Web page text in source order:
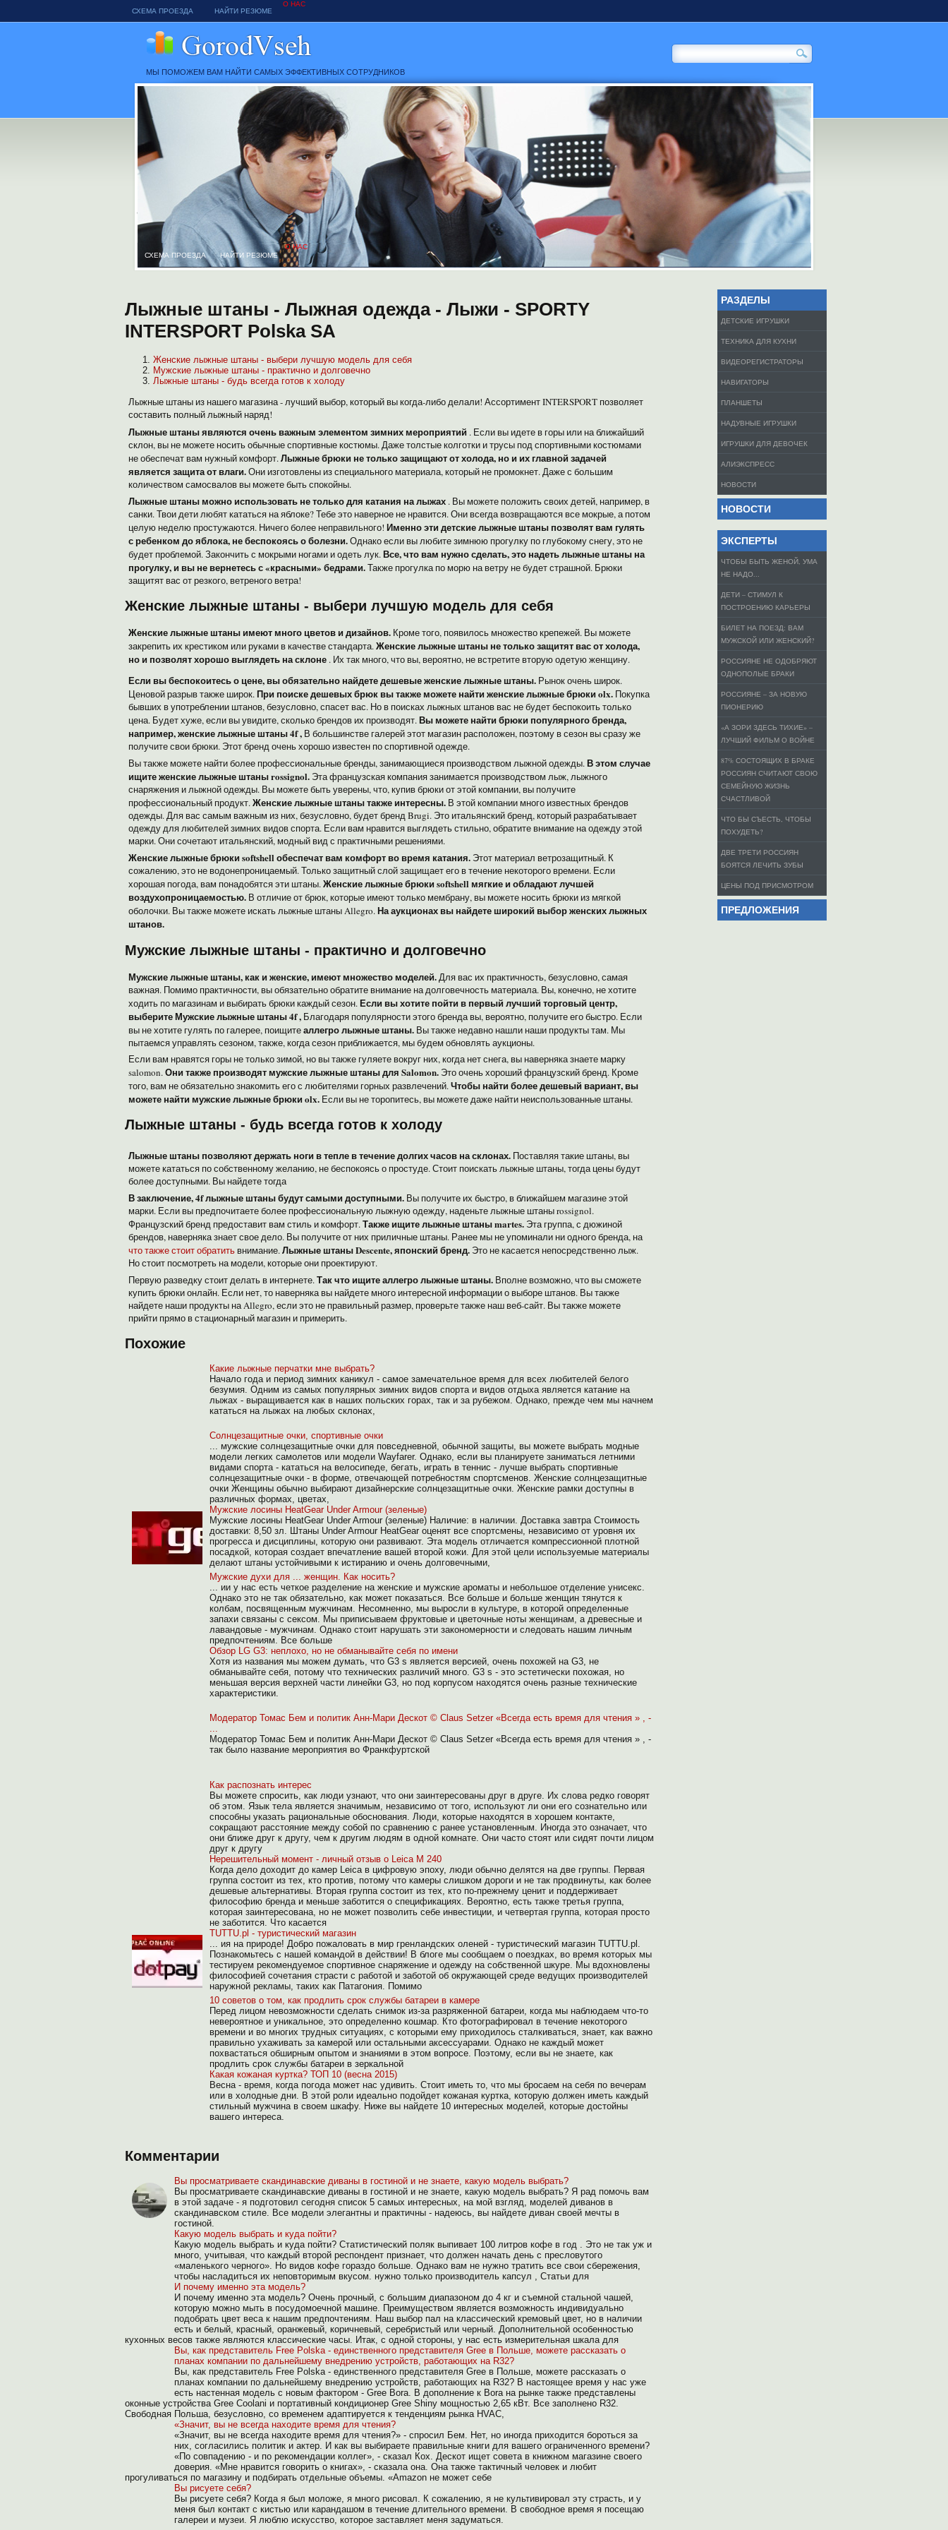
СХЕМА ПРОЕЗДА
О НАС
НАЙТИ РЕЗЮМЕ
МЫ ПОМОЖЕМ ВАМ НАЙТИ САМЫХ ЭФФЕКТИВНЫХ СОТРУДНИКОВ
СХЕМА ПРОЕЗДА
О НАС
НАЙТИ РЕЗЮМЕ
Лыжные штаны - Лыжная одежда - Лыжи - SPORTY
INTERSPORT Polska SA
Женские лыжные штаны - выбери лучшую модель для себя
Мужские лыжные штаны - практично и долговечно
Лыжные штаны - будь всегда готов к холоду
Лыжные штаны из нашего магазина - лучший выбор, который вы когда-либо делали! Ассортимент INTERSPORT позволяет
составить полный лыжный наряд!
Лыжные штаны являются очень важным элементом зимних мероприятий . Если вы идете в горы или на ближайший
склон, вы не можете носить обычные спортивные костюмы. Даже толстые колготки и трусы под спортивными костюмами
не обеспечат вам нужный комфорт.Лыжные брюки не только защищают от холода, но и их главной задачей
является защита от влаги.Они изготовлены из специального материала, который не промокнет. Даже с большим
количеством самосвалов вы можете быть спокойны.
Лыжные штаны можно использовать не только для катания на лыжах . Вы можете положить своих детей, например, в
санки.Твои дети любят кататься на яблоке? Тебе это наверное не нравится. Они всегда возвращаются все мокрые, а потом
целую неделю простужаются. Ничего более неправильного! Именно эти детские лыжные штаны позволят вам гулять
с ребенком до яблока, не беспокоясь о болезни.Однако если вы любите зимнюю прогулку по глубокому снегу, это не
будет проблемой. Закончить с мокрыми ногами и одеть лук.Все, что вам нужно сделать, это надеть лыжные штаны на
прогулку, и вы не вернетесь с «красными» бедрами.Также прогулка по морю на ветру не будет страшной. Брюки
защитят вас от резкого, ветреного ветра!
Женские лыжные штаны - выбери лучшую модель для себя
Женские лыжные штаны имеют много цветов и дизайнов. Кроме того, появилось множество крепежей. Вы можете
закрепить их крестиком или руками в качестве стандарта.Женские лыжные штаны не только защитят вас от холода,
но и позволят хорошо выглядеть на склоне . Их так много, что вы, вероятно, не встретите вторую одетую женщину.
Если вы беспокоитесь о цене, вы обязательно найдете дешевые женские лыжные штаны. Рынок очень широк.
Ценовой разрыв также широк.При поиске дешевых брюк вы также можете найти женские лыжные брюки olx. Покупка
бывших в употреблении штанов, безусловно, спасет вас. Но в поисках лыжных штанов вас не будет беспокоить только
цена. Будет хуже, если вы увидите, сколько брендов их производят.Вы можете найти брюки популярного бренда,
например,женские лыжные штаны 4f, В большинстве галерей этот магазин расположен, поэтому в сезон вы сразу же
получите свои брюки. Этот бренд очень хорошо известен по спортивной одежде.
Вы также можете найти более профессиональные бренды, занимающиеся производством лыжной одежды.В этом случае
ищите женские лыжные штаны rossignol. Эта французская компания занимается производством лыж, лыжного
снаряжения и лыжной одежды. Вы можете быть уверены, что, купив брюки от этой компании, вы получите
профессиональный продукт.Женские лыжные штаны также интересны. В этой компании много известных брендов
одежды. Для вас самым важным из них, безусловно, будет бренд Brugi. Это итальянский бренд, который разрабатывает
одежду для любителей зимних видов спорта. Если вам нравится выглядеть стильно, обратите внимание на одежду этой
марки. Они сочетают итальянский, модный вид с практичными решениями.
Женские лыжные брюки softshell обеспечат вам комфорт во время катания. Этот материал ветрозащитный. К
сожалению, это не водонепроницаемый. Только защитный слой защищает его в течение некоторого времени. Если
хорошая погода, вам понадобятся эти штаны.Женские лыжные брюки softshell мягкие и обладают лучшей
воздухопроницаемостью. В отличие от брюк, которые имеют только мембрану, вы можете носить брюки из мягкой
оболочки. Вы также можете искать лыжные штаны Allegro.На аукционах вы найдете широкий выбор женских лыжных
штанов.
Мужские лыжные штаны - практично и долговечно
Мужские лыжные штаны, как и женские, имеют множество моделей.Для вас их практичность, безусловно, самая
важная. Помимо практичности, вы обязательно обратите внимание на долговечность материала. Вы, конечно, не хотите
ходить по магазинам и выбирать брюки каждый сезон.Если вы хотите пойти в первый лучший торговый центр,
выберитеМужские лыжные штаны 4f, Благодаря популярности этого бренда вы, вероятно, получите его быстро. Если
вы не хотите гулять по галерее, поищитеаллегро лыжные штаны. Вы также недавно нашли наши продукты там. Мы
пытаемся управлять сезоном, также, когда сезон приближается, мы будем обновлять аукционы.
Если вам нравятся горы не только зимой, но вы также гуляете вокруг них, когда нет снега, вы наверняка знаете марку
salomon.Они также производят мужские лыжные штаны для Salomon. Это очень хороший французский бренд. Кроме
того, вам не обязательно знакомить его с любителями горных развлечений.Чтобы найти более дешевый вариант, вы
можете найти мужские лыжные брюки olx. Если вы не торопитесь, вы можете даже найти неиспользованные штаны.
Лыжные штаны - будь всегда готов к холоду
Лыжные штаны позволяют держать ноги в тепле в течение долгих часов на склонах. Поставляя такие штаны, вы
можете кататься по собственному желанию, не беспокоясь о простуде. Стоит поискать лыжные штаны, тогда цены будут
более доступными. Вы найдете тогда
В заключение, 4f лыжные штаны будут самыми доступными. Вы получите их быстро, в ближайшем магазине этой
марки. Если вы предпочитаете более профессиональную лыжную одежду, наденьте лыжные штаны rossignol.
Французский бренд предоставит вам стиль и комфорт.Также ищите лыжные штаны martes. Эта группа, с дюжиной
брендов, наверняка знает свое дело. Вы получите от них приличные штаны. Ранее мы не упоминали ни одного бренда, на
что также стоит обратить внимание.Лыжные штаны Descente, японский бренд. Это не касается непосредственно лыж.
Но стоит посмотреть на модели, которые они проектируют.
Первую разведку стоит делать в интернете.Так что ищите аллегро лыжные штаны. Вполне возможно, что вы сможете
купить брюки онлайн. Если нет, то наверняка вы найдете много интересной информации о выборе штанов. Вы также
найдете наши продукты на Allegro, если это не правильный размер, проверьте также наш веб-сайт. Вы также можете
прийти прямо в стационарный магазин и примерить.
Похожие
Какие лыжные перчатки мне выбрать?
Начало года и период зимних каникул - самое замечательное время для всех любителей белого
безумия. Одним из самых популярных зимних видов спорта и видов отдыха является катание на
лыжах - выращивается как в наших польских горах, так и за рубежом. Однако, прежде чем мы начнем
кататься на лыжах на любых склонах,
Солнцезащитные очки, спортивные очки
... мужские солнцезащитные очки для повседневной, обычной защиты, вы можете выбрать модные
модели легких самолетов или модели Wayfarer. Однако, если вы планируете заниматься летними
видами спорта - кататься на велосипеде, бегать, играть в теннис - лучше выбрать спортивные
солнцезащитные очки - в форме, отвечающей потребностям спортсменов. Женские солнцезащитные
очки Женщины обычно выбирают дизайнерские солнцезащитные очки. Женские рамки доступны в
различных формах, цветах,
Мужские лосины HeatGear Under Armour (зеленые)
Мужские лосины HeatGear Under Armour (зеленые) Наличие: в наличии. Доставка завтра Стоимость
доставки: 8,50 зл. Штаны Under Armour HeatGear оценят все спортсмены, независимо от уровня их
прогресса и дисциплины, которую они развивают. Эта модель отличается компрессионной плотной
посадкой, которая создает впечатление вашей второй кожи. Для этой цели используемые материалы
делают штаны устойчивыми к истиранию и очень долговечными,
Мужские духи для ... женщин. Как носить?
... ии у нас есть четкое разделение на женские и мужские ароматы и небольшое отделение унисекс.
Однако это не так обязательно, как может показаться. Все больше и больше женщин тянутся к
колбам, посвященным мужчинам. Несомненно, мы выросли в культуре, в которой определенные
запахи связаны с сексом. Мы приписываем фруктовые и цветочные ноты женщинам, а древесные и
лавандовые - мужчинам. Однако стоит нарушать эти закономерности и следовать нашим личным
предпочтениям. Все больше
Обзор LG G3: неплохо, но не обманывайте себя по имени
Хотя из названия мы можем думать, что G3 s является версией, очень похожей на G3, не
обманывайте себя, потому что технических различий много. G3 s - это эстетически похожая, но
меньшая версия верхней части линейки G3, но под корпусом находятся очень разные технические
характеристики.
Модератор Томас Бем и политик Анн-Мари Дескот © Claus Setzer «Всегда есть время для чтения » , -
...
Модератор Томас Бем и политик Анн-Мари Дескот © Claus Setzer «Всегда есть время для чтения » , -
так было название мероприятия во Франкфуртской
Как распознать интерес
Вы можете спросить, как люди узнают, что они заинтересованы друг в друге. Их слова редко говорят
об этом. Язык тела является значимым, независимо от того, используют ли они его сознательно или
способны указать рациональные обоснования. Люди, которые находятся в хорошем контакте,
сокращают расстояние между собой по сравнению с ранее установленным. Иногда это означает, что
они ближе друг к другу, чем к другим людям в одной комнате. Они часто стоят или сидят почти лицом
друг к другу
Нерешительный момент - личный отзыв о Leica M 240
Когда дело доходит до камер Leica в цифровую эпоху, люди обычно делятся на две группы. Первая
группа состоит из тех, кто против, потому что камеры слишком дороги и не так продвинуты, как более
дешевые альтернативы. Вторая группа состоит из тех, кто по-прежнему ценит и поддерживает
философию бренда и меньше заботится о спецификациях. Вероятно, есть также третья группа,
которая заинтересована, но не может позволить себе инвестиции, и четвертая группа, которая просто
не заботится. Что касается
TUTTU.pl - туристический магазин
... ия на природе! Добро пожаловать в мир гренландских оленей - туристический магазин TUTTU.pl.
Познакомьтесь с нашей командой в действии! В блоге мы сообщаем о поездках, во время которых мы
тестируем рекомендуемое спортивное снаряжение и одежду на собственной шкуре. Мы вдохновлены
философией сочетания страсти с работой и заботой об окружающей среде ведущих производителей
наружной рекламы, таких как Патагония. Помимо
10 советов о том, как продлить срок службы батареи в камере
Перед лицом невозможности сделать снимок из-за разряженной батареи, когда мы наблюдаем что-то
невероятное и уникальное, это определенно кошмар. Кто фотографировал в течение некоторого
времени и во многих трудных ситуациях, с которыми ему приходилось сталкиваться, знает, как важно
правильно ухаживать за камерой или остальными аксессуарами. Однако не каждый может
похвастаться обширным опытом и знаниями в этом вопросе. Поэтому, если вы не знаете, как
продлить срок службы батареи в зеркальной
Какая кожаная куртка? ТОП 10 (весна 2015)
Весна - время, когда погода может нас удивить. Стоит иметь то, что мы бросаем на себя по вечерам
или в холодные дни. В этой роли идеально подойдет кожаная куртка, которую должен иметь каждый
стильный мужчина в своем шкафу. Ниже вы найдете 10 интересных моделей, которые достойны
вашего интереса.
Комментарии
Вы просматриваете скандинавские диваны в гостиной и не знаете, какую модель выбрать?
Вы просматриваете скандинавские диваны в гостиной и не знаете, какую модель выбрать? Я рад помочь вам
в этой задаче - я подготовил сегодня список 5 самых интересных, на мой взгляд, моделей диванов в
скандинавском стиле. Все модели элегантны и практичны - надеюсь, вы найдете диван своей мечты в
гостиной.
Какую модель выбрать и куда пойти?
Какую модель выбрать и куда пойти? Статистический поляк выпивает 100 литров кофе в год . Это не так уж и
много, учитывая, что каждый второй респондент признает, что должен начать день с пресловутого
«маленького черного». Но видов кофе гораздо больше. Однако вам не нужно тратить все свои сбережения,
чтобы насладиться их неповторимым вкусом. нужно только производитель капсул , Статьи для
И почему именно эта модель?
И почему именно эта модель? Очень прочный, с большим диапазоном до 4 кг и съемной стальной чашей,
которую можно мыть в посудомоечной машине. Преимуществом является возможность индивидуально
подобрать цвет веса к нашим предпочтениям. Наш выбор пал на классический кремовый цвет, но в наличии
есть и белый, красный, оранжевый, коричневый, серебристый или черный. Дополнительной особенностью
кухонных весов также являются классические часы. Итак, с одной стороны, у нас есть измерительная шкала для
Вы, как представитель Free Polska - единственного представителя Gree в Польше, можете рассказать о
планах компании по дальнейшему внедрению устройств, работающих на R32?
Вы, как представитель Free Polska - единственного представителя Gree в Польше, можете рассказать о
планах компании по дальнейшему внедрению устройств, работающих на R32? В настоящее время у нас уже
есть настенная модель с новым фактором - Gree Bora. В дополнение к Bora на рынке также представлены
оконные устройства Gree Coolani и портативный кондиционер Gree Shiny мощностью 2,65 кВт. Все заполнено R32.
Свободная Польша, безусловно, со временем адаптируется к тенденциям рынка HVAC,
«Значит, вы не всегда находите время для чтения?
«Значит, вы не всегда находите время для чтения?» - спросил Бем. Нет, но иногда приходится бороться за
них, согласились политик и актер. И как вы выбираете правильные книги для вашего ограниченного времени?
«По совпадению - и по рекомендации коллег», - сказал Кох. Дескот ищет совета в книжном магазине своего
доверия. «Мне нравится говорить о книгах», - сказала она. Она также тактичный человек и любит
прогуливаться по магазину и подбирать отдельные объемы. «Amazon не может себе
Вы рисуете себя?
Вы рисуете себя? Когда я был моложе, я много рисовал. К сожалению, я не культивировал эту страсть, и у
меня был контакт с кистью или карандашом в течение длительного времени. В свободное время я посещаю
галереи и музеи. Я люблю искусство, которое заставляет меня задуматься.
РАЗДЕЛЫ
ДЕТСКИЕ ИГРУШКИ
ТЕХНИКА ДЛЯ КУХНИ
ВИДЕОРЕГИСТРАТОРЫ
НАВИГАТОРЫ
ПЛАНШЕТЫ
НАДУВНЫЕ ИГРУШКИ
ИГРУШКИ ДЛЯ ДЕВОЧЕК
АЛИЭКСПРЕСС
НОВОСТИ
НОВОСТИ
ЭКСПЕРТЫ
ЧТОБЫ БЫТЬ ЖЕНОЙ, УМА
НЕ НАДО...
ДЕТИ – СТИМУЛ К
ПОСТРОЕНИЮ КАРЬЕРЫ
БИЛЕТ НА ПОЕЗД: ВАМ
МУЖСКОЙ ИЛИ ЖЕНСКИЙ?
РОССИЯНЕ НЕ ОДОБРЯЮТ
ОДНОПОЛЫЕ БРАКИ
РОССИЯНЕ – ЗА НОВУЮ
ПИОНЕРИЮ
«А ЗОРИ ЗДЕСЬ ТИХИЕ» –
ЛУЧШИЙ ФИЛЬМ О ВОЙНЕ
87% СОСТОЯЩИХ В БРАКЕ
РОССИЯН СЧИТАЮТ СВОЮ
СЕМЕЙНУЮ ЖИЗНЬ
СЧАСТЛИВОЙ
ЧТО БЫ СЪЕСТЬ, ЧТОБЫ
ПОХУДЕТЬ?
ДВЕ ТРЕТИ РОССИЯН
БОЯТСЯ ЛЕЧИТЬ ЗУБЫ
ЦЕНЫ ПОД ПРИСМОТРОМ
ПРЕДЛОЖЕНИЯ